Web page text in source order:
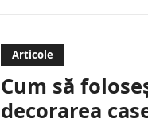
Articole
Cum să
decorarea